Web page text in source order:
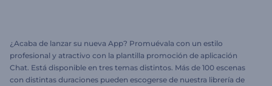
¿Acaba de lanzar su nueva App? Promuévala con un estilo
profesional y atractivo con la plantilla promoción de aplicación
Chat. Está disponible en tres temas distintos. Más de 100 escenas
con distintas duraciones pueden escogerse de nuestra librería de